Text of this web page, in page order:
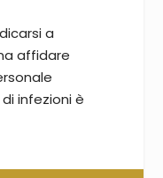
a
affidare
infezioni è